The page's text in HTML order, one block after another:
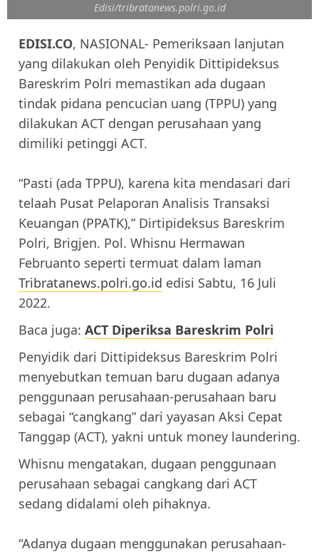
Edisi/tribratanews.polri.go.id
EDISI.CO, NASIONAL- Pemeriksaan lanjutan
yang dilakukan oleh Penyidik Dittipideksus
Bareskrim Polri memastikan ada dugaan
tindak pidana pencucian uang (TPPU) yang
dilakukan ACT dengan perusahaan yang
dimiliki petinggi ACT.
“Pasti (ada TPPU), karena kita mendasari dari
telaah Pusat Pelaporan Analisis Transaksi
Keuangan (PPATK),” Dirtipideksus Bareskrim
Polri, Brigjen. Pol. Whisnu Hermawan
Februanto seperti termuat dalam laman
Tribratanews.polri.go.id edisi Sabtu, 16 Juli
2022.
Baca juga: ACT Diperiksa Bareskrim Polri
Penyidik dari Dittipideksus Bareskrim Polri
menyebutkan temuan baru dugaan adanya
penggunaan perusahaan-perusahaan baru
sebagai “cangkang” dari yayasan Aksi Cepat
Tanggap (ACT), yakni untuk money laundering.
Whisnu mengatakan, dugaan penggunaan
perusahaan sebagai cangkang dari ACT
sedang didalami oleh pihaknya.
“Adanya dugaan menggunakan perusahaan-